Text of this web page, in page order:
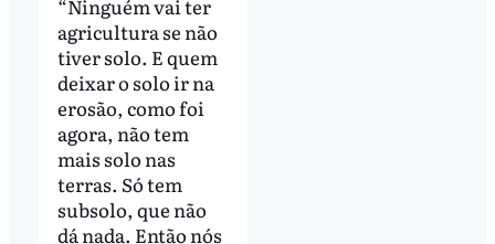
“Ninguém vai ter
agricultura se não
tiver solo. E quem
deixar o solo ir na
erosão, como foi
agora, não tem
mais solo nas
terras. Só tem
subsolo, que não
dá nada. Então nós